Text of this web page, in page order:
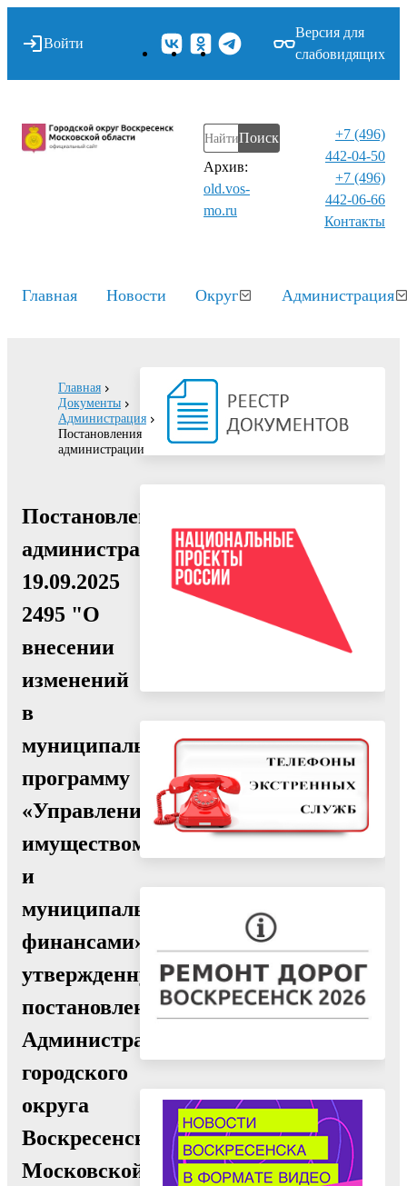
Войти
Версия для
слабовидящих
Поиск
Архив:
old.vos-
mo.ru
+7 (496)
442-04-50
+7 (496)
442-06-66
Контакты⁠
Главная Новости Округ Администрация
Главная
Документы
Администрация
Постановления
администрации
Постановление
администрации
19.09.2025
2495 "О
внесении
изменений
в
муниципальную
программу
«Управление
имуществом
и
муниципальными
финансами»,
утвержденную
постановлением
Администрации
городского
округа
Воскресенск
Московской